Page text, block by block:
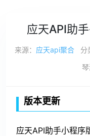
应天API助
来源： 应天api聚合 分
版本更新
应天API助手小程序